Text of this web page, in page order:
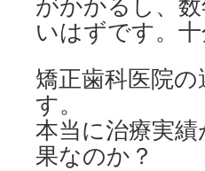
いはずです。
矯正歯科医院
す。
本当に治療実
果なのか？